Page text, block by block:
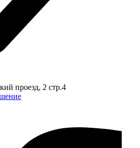
проезд, 2 стр.4